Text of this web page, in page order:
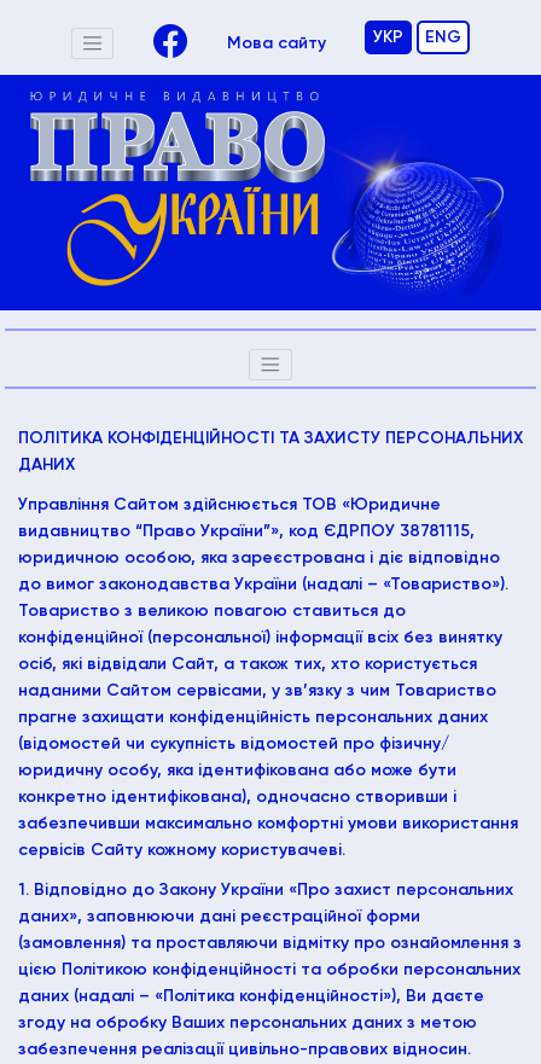
Мова сайту УКР ENG
ПОЛІТИКА КОНФІДЕНЦІЙНОСТІ ТА ЗАХИСТУ ПЕРСОНАЛЬНИХ
ДАНИХ
Управління Сайтом здійснюється ТОВ «Юридичне
видавництво “Право України”», код ЄДРПОУ 38781115,
юридичною особою, яка зареєстрована і діє відповідно
до вимог законодавства України (надалі – «Товариство»).
Товариство з великою повагою ставиться до
конфіденційної (персональної) інформації всіх без винятку
осіб, які відвідали Сайт, а також тих, хто користується
наданими Сайтом сервісами, у зв’язку з чим Товариство
прагне захищати конфіденційність персональних даних
(відомостей чи сукупність відомостей про фізичну/
юридичну особу, яка ідентифікована або може бути
конкретно ідентифікована), одночасно створивши і
забезпечивши максимально комфортні умови використання
сервісів Сайту кожному користувачеві.
1. Відповідно до Закону України «Про захист персональних
даних», заповнюючи дані реєстраційної форми
(замовлення) та проставляючи відмітку про ознайомлення з
цією Політикою конфіденційності та обробки персональних
даних (надалі – «Політика конфіденційності»), Ви даєте
згоду на обробку Ваших персональних даних з метою
забезпечення реалізації цивільно-правових відносин.